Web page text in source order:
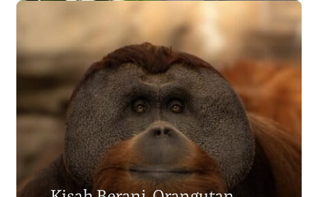
Populasi Orangutan
Sumatera Berkurang 2.700